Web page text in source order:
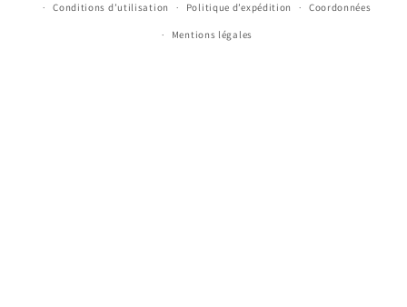
Conditions d’utilisation Politique d’expédition Coordonnées
Mentions légales